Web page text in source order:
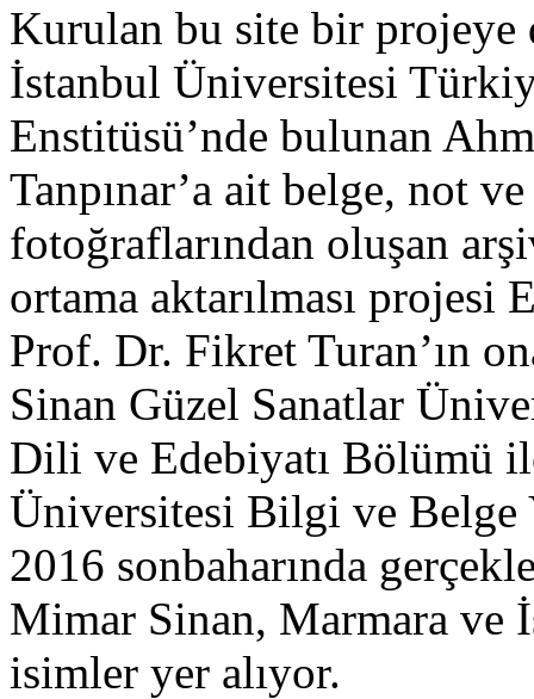
Kurulan bu site bir projeye
İstanbul Üniversitesi
Enstitüsü’nde bulunan
Tanpınar’a ait belge, not ve
fotoğraflarından oluşan
ortama aktarılması projesi
Prof. Dr. Fikret Turan’ın
Sinan Güzel Sanatlar
Dili ve Edebiyatı Bölümü
Üniversitesi Bilgi ve
2016 sonbaharında
Mimar Sinan, Marmara ve
isimler yer alıyor.